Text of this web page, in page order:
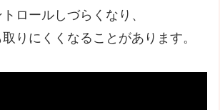
ロールしづらくなり、
りにくくなることがあります。